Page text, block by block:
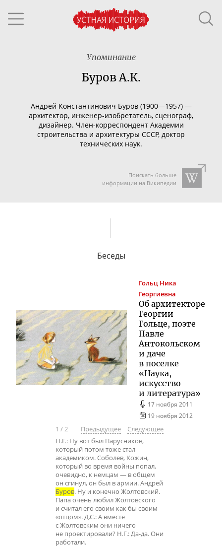
Упоминание
Буров А.К.
Андрей Константинович Буров (1900—1957) —
архитектор, инженер-изобретатель, сценограф,
дизайнер. Член-корреспондентАкадемии
строительства и архитектуры СССР, доктор
технических наук.
Поискать больше
информации на Википедии
Беседы
Гольц Ника
Георгиевна
Об архитекторе
Георгии
Гольце, поэте
Павле
Антокольском
и даче
в поселке
«Наука,
искусство
и литература»
17 ноября 2011
19 ноября 2012
1 /2 Предыдущее
Следующее
Н.Г.: Ну вот был Парусников,
который потом тоже стал
академиком. Соболев, Кожин,
который во время войны попал,
очевидно, к немцам — в общем
он сгинул, он был в армии. Андрей
Буров. Ну и конечно Жолтовский.
Папа очень любил Жолтовского
и считал его своим как бы своим
«отцом». Д.С.: А вместе
с Жолтовским они ничего
не проектировали? Н.Г.: Да-да. Они
работали.